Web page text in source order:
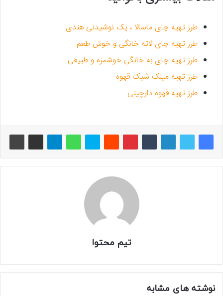
طرز تهیه چای ماسالا ، یک نوشیدنی هندی
طرز تهیه چای لاته خانگی و خوش طعم
طرز تهیه چای به خانگی خوشمزه و طبیعی
طرز تهیه میلک شیک قهوه
طرز تهیه قهوه دارچینی
تیم محتوا
نوشته های مشابه